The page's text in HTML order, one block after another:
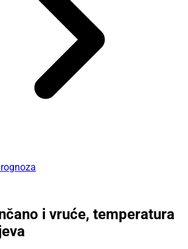
i vruće, temperatura